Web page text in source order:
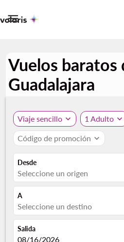

Vuelos baratos
Guadalajara
Viaje sencillo expand_more 1 Adulto expand_more
Código de promoción expand_more
Desde
Seleccione un origen
A
Seleccione un destino
Salida
fc-booking-departure-date-
08/16/2026